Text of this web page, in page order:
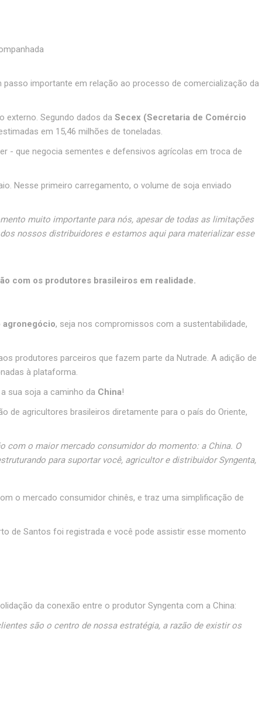
importante em relação ao processo de comercialização da
externo. Segundo dados da Secex (Secretaria de Comércio
em 15,46 milhões de toneladas.
- que negocia sementes e defensivos agrícolas em troca de
Nesse primeiro carregamento, o volume de soja enviado
muito importante para nós, apesar de todas as limitações
nossos distribuidores e estamos aqui para materializar esse
com os produtores brasileiros em realidade.
agronegócio, seja nos compromissos com a sustentabilidade,
produtores parceiros que fazem parte da Nutrade. A adição de
à plataforma.
sua soja a caminho da China!
de agricultores brasileiros diretamente para o país do Oriente,
com o maior mercado consumidor do momento: a China. O
para suportar você, agricultor e distribuidor Syngenta,
o mercado consumidor chinês, e traz uma simplificação de
de Santos foi registrada e você pode assistir esse momento
da conexão entre o produtor Syngenta com a China:
são o centro de nossa estratégia, a razão de existir os